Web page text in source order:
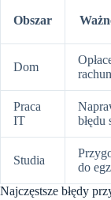
Obszar
Dom
Praca
IT
błędu
Studia
do
Najczęstsze błędy